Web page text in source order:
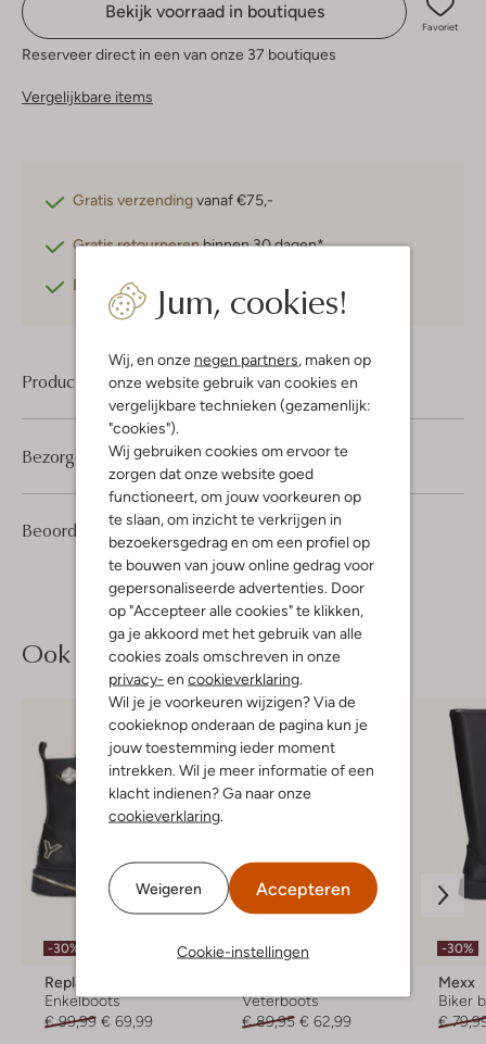
Jum, cookies!
Wij, en onze negen partners, maken op
onze website gebruik van cookies en
vergelijkbare technieken (gezamenlijk:
"cookies").
Wij gebruiken cookies om ervoor te
zorgen dat onze website goed
functioneert, om jouw voorkeuren op
te slaan, om inzicht te verkrijgen in
bezoekersgedrag en om een profiel op
te bouwen van jouw online gedrag voor
gepersonaliseerde advertenties. Door
op "Accepteer alle cookies" te klikken,
ga je akkoord met het gebruik van alle
cookies zoals omschreven in onze
privacy- en cookieverklaring.
Wil je je voorkeuren wijzigen? Via de
cookieknop onderaan de pagina kun je
jouw toestemming ieder moment
intrekken. Wil je meer informatie of een
klacht indienen? Ga naar onze
cookieverklaring.
Weigeren Accepteren
Cookie-instellingen
Bekijk voorraad in boutiques
Favoriet
Reserveer direct in een van onze 37 boutiques
Vergelijkbare items
Gratis verzendingvanaf €75,-
Gratis retournerenbinnen 30 dagen*
Betaal achteraf
Product informatie
Beoordelingen (1) 1/5
1
1
Ster
Bezorgen & retourneren
Ook iets voor jou?
-30%
Replay
Enkelboots
€ 99,99 € 69,99
-30%
Veterboots
€ 89,95 € 62,99
-30%
Mexx
Biker
€